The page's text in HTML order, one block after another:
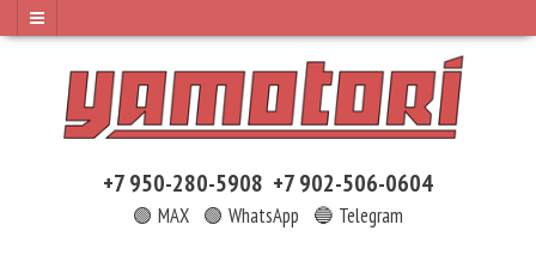
+7 950-280-5908 +7 902-506-0604
🟢 MAX 🟢 WhatsApp 🔵 Telegram